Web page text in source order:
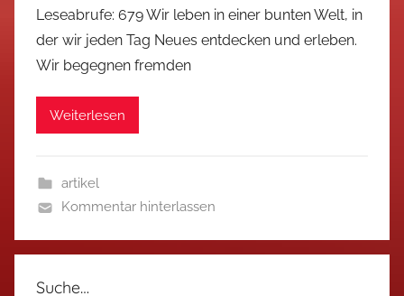
Leseabrufe: 679 Wir leben in einer bunten Welt, in
der wir jeden Tag Neues entdecken und erleben.
Wir begegnen fremden
Weiterlesen
artikel
Kommentar hinterlassen
Suche…